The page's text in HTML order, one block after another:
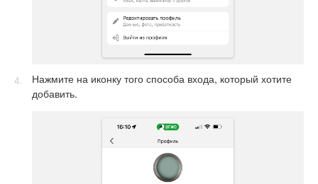
Нажмите на иконку того способа входа, который хотите
добавить.